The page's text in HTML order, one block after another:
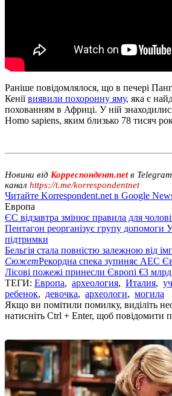
Раніше повідомлялося, що в печері
Кеніївиявили похоронну яму, яка є
похованням в Африці. У ній
Homo sapiens, яким близько 78 тисяч
Новини від Корреспондент.netв
канал https://t.me/korrespondentnet
Читайте Korrespondent.net в Google
Европа
ЄС відзавтра змінює правила для
Пентагон реорганізує групу допомоги
підтримки
Бельгія стала повністю залежною від
СюжетРекордна спека зупиняє АЕС
Лісові пожежі принесли Європі €3
ТЕГИ: Европа, археология, Италия,
ребенок, девочка, археологи, могила
Якщо ви помітили помилку, виділіть
натисніть Ctrl + Enter, щоб повідомити